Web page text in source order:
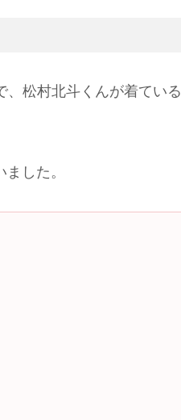
、松村北斗くんが着ている
した。